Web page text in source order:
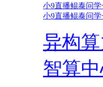
小9直播鲲泰问
小9直播鲲泰问学
异构
智算